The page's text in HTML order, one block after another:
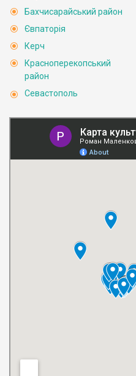
Бахчисарайський район
Євпаторія
Керч
Красноперекопський
район
Севастополь